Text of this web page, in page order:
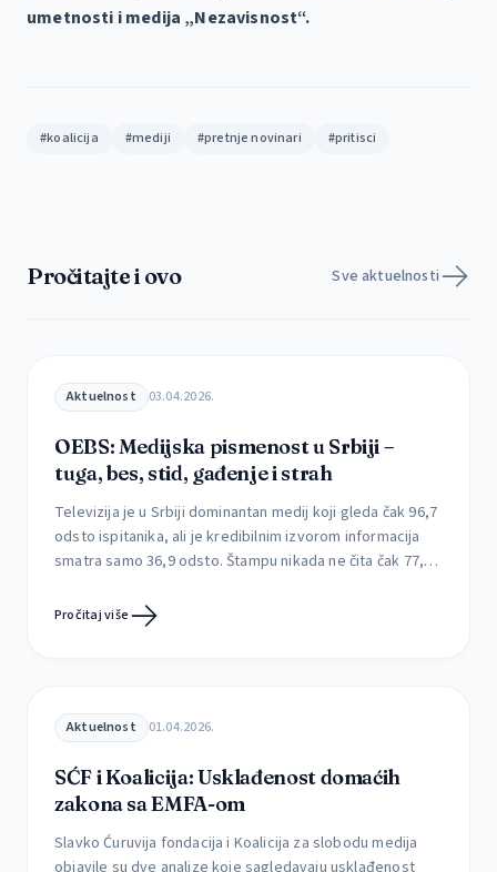
umetnosti i medija „Nezavisnost“.
#koalicija #mediji #pretnje novinari #pritisci
Pročitajte i ovo Sve aktuelnosti
Aktuelnost 03.04.2026.
OEBS: Medijska pismenost u Srbiji –
tuga, bes, stid, gađenje i strah
Televizija je u Srbiji dominantan medij koji gleda čak 96,7
odsto ispitanika, ali je kredibilnim izvorom informacija
smatra samo 36,9 odsto. Štampu nikada ne čita čak 77,4
odsto. Kojim medijima građani veruju, kako utiču na njih i
da li uspevaju da prepoznaju štetne sadržaje Mediji retko
Pročitaj više
Aktuelnost 01.04.2026.
SĆF i Koalicija: Usklađenost domaćih
zakona sa EMFA-om
Slavko Ćuruvija fondacija i Koalicija za slobodu medija
objavile su dve analize koje sagledavaju usklađenost